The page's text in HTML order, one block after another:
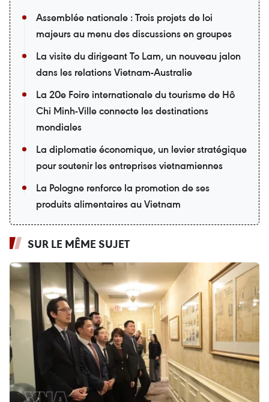
Assemblée nationale : Trois projets de loi
majeurs au menu des discussions en groupes
La visite du dirigeant To Lam, un nouveau jalon
dans les relations Vietnam-Australie
La 20e Foire internationale du tourisme de Hô
Chi Minh-Ville connecte les destinations
mondiales
La diplomatie économique, un levier stratégique
pour soutenir les entreprises vietnamiennes
La Pologne renforce la promotion de ses
produits alimentaires au Vietnam
SUR LE MÊME SUJET